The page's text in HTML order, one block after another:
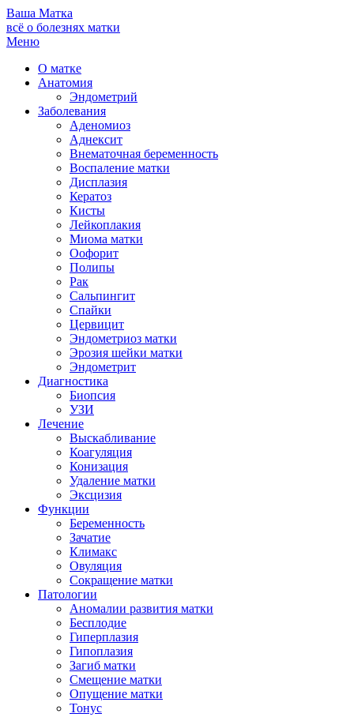
Ваша Матка
всё о болезнях матки
Меню
О матке
Анатомия
Эндометрий
Заболевания
Аденомиоз
Аднексит
Внематочная беременность
Воспаление матки
Дисплазия
Кератоз
Кисты
Лейкоплакия
Миома матки
Оофорит
Полипы
Рак
Сальпингит
Спайки
Цервицит
Эндометриоз матки
Эрозия шейки матки
Эндометрит
Диагностика
Биопсия
УЗИ
Лечение
Выскабливание
Коагуляция
Конизация
Удаление матки
Эксцизия
Функции
Беременность
Зачатие
Климакс
Овуляция
Сокращение матки
Патологии
Аномалии развития матки
Бесплодие
Гиперплазия
Гипоплазия
Загиб матки
Смещение матки
Опущение матки
Тонус